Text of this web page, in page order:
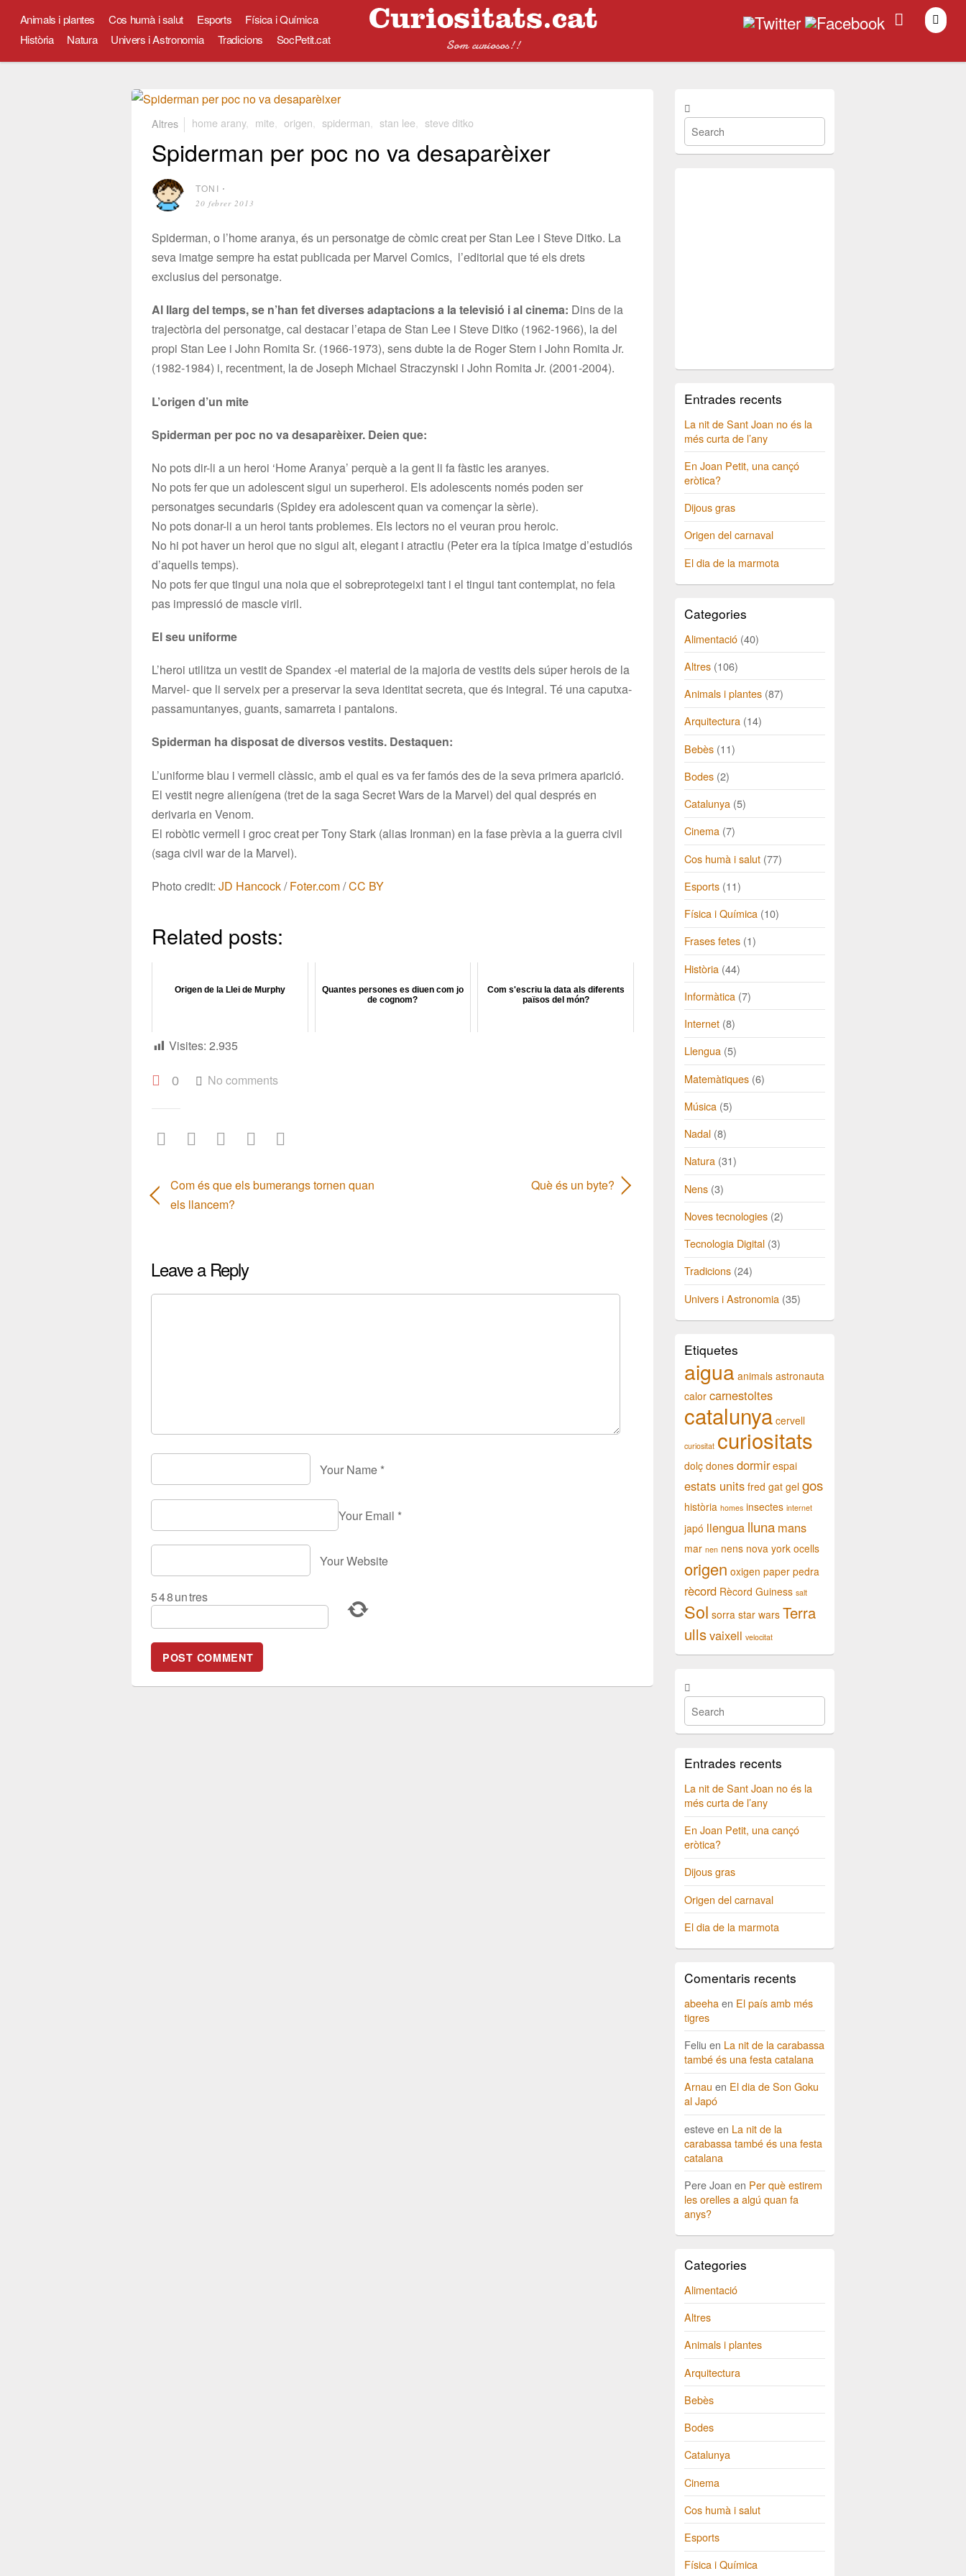
Som curiosos!!
Animals i plantes Cos humà i salut Esports
Física i Química
Història
Natura Univers i Astronomia Tradicions SocPetit.cat
Altres home arany, mite origen spiderman stan lee steve ditko
Spiderman per poc no va desaparèixer
TONI ⋅
20 febrer 2013
Spiderman, o l’home aranya, és un personatge de còmic creat per Stan Lee i Steve Ditko. La
seva imatge sempre ha estat publicada per Marvel Comics, l’editorial que té els drets
exclusius del personatge.
Al llarg del temps, se n’han fet diverses adaptacions a la televisió i al cinema: Dins de la
trajectòria del personatge, cal destacar l’etapa de Stan Lee i Steve Ditko (1962-1966), la del
propi Stan Lee i John Romita Sr. (1966-1973), sens dubte la de Roger Stern i John Romita Jr.
(1982-1984) i, recentment, la de Joseph Michael Straczynski i John Romita Jr. (2001-2004).
L’origen d’un mite
Spiderman per poc no va desaparèixer. Deien que:
No pots dir-li a un heroi ‘Home Aranya’ perquè a la gent li fa fàstic les aranyes.
No pots fer que un adolescent sigui un superheroi. Els adolescents només poden ser
personatges secundaris (Spidey era adolescent quan va començar la sèrie).
No pots donar-li a un heroi tants problemes. Els lectors no el veuran prou heroic.
No hi pot haver un heroi que no sigui alt, elegant i atractiu (Peter era la típica imatge d’estudiós
d’aquells temps).
No pots fer que tingui una noia que el sobreprotegeixi tant i el tingui tant contemplat, no feia
pas impressió de mascle viril.
El seu uniforme
L’heroi utilitza un vestit de Spandex -el material de la majoria de vestits dels súper herois de la
Marvel- que li serveix per a preservar la seva identitat secreta, que és integral. Té una caputxa-
passamuntanyes, guants, samarreta i pantalons.
Spiderman ha disposat de diversos vestits. Destaquen:
L’uniforme blau i vermell clàssic, amb el qual es va fer famós des de la seva primera aparició.
El vestit negre alienígena (tret de la saga Secret Wars de la Marvel) del qual després en
derivaria en Venom.
El robòtic vermell i groc creat per Tony Stark (alias Ironman) en la fase prèvia a la guerra civil
(saga civil war de la Marvel).
Photo credit: JD Hancock/Foter.com/CC BY
Related posts:
Origen de la Llei de Murphy
Quantes persones es diuen com jo
de cognom?
Com s'escriu la data als diferents
països del món?
Visites: 2.935
0 No comments
Com és que els bumerangs tornen quan
els llancem?
Què és un byte?
Leave a Reply
Your Name *
Your Email *
Your Website
548untres
Entrades recents
La nit de Sant Joan no és la
més curta de l’any
En Joan Petit, una cançó
eròtica?
Dijous gras
Origen del carnaval
El dia de la marmota
Categories
Alimentació(40)
Altres(106)
Animals i plantes(87)
Arquitectura(14)
Bebès(11)
Bodes(2)
Catalunya(5)
Cinema(7)
Cos humà i salut(77)
Esports(11)
Física i Química(10)
Frases fetes(1)
Història(44)
Informàtica(7)
Internet(8)
Llengua(5)
Matemàtiques(6)
Música(5)
Nadal(8)
Natura(31)
Nens(3)
Noves tecnologies(2)
Tecnologia Digital(3)
Tradicions(24)
Univers i Astronomia(35)
Etiquetes
aigua animals astronauta
calor carnestoltes
catalunya cervell
curiositat curiositats
dolç dones dormir espai
estats units fred gat gel gos
història homes insectes internet
japó llengua lluna mans
mar nen nens nova york ocells
origen oxigen paper pedra
rècord Rècord Guiness salt
Sol sorra star wars Terra
ullsvaixell velocitat
Entrades recents
La nit de Sant Joan no és la
més curta de l’any
En Joan Petit, una cançó
eròtica?
Dijous gras
Origen del carnaval
El dia de la marmota
Comentaris recents
abeehaen El país amb més
tigres
Feliu en La nit de la carabassa
també és una festa catalana
Arnau en El dia de Son Goku
al Japó
esteveen La nit de la
carabassa també és una festa
catalana
Pere Joan en Per què estirem
les orelles a algú quan fa
anys?
Categories
Alimentació
Altres
Animals i plantes
Arquitectura
Bebès
Bodes
Catalunya
Cinema
Cos humà i salut
Esports
Física i Química